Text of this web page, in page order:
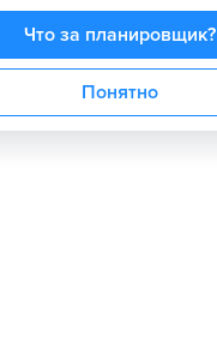
Что за планировщик?
Понятно